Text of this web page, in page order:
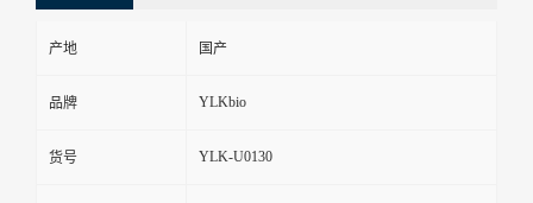
产地 国产
品牌 YLKbio
货号 YLK-U0130